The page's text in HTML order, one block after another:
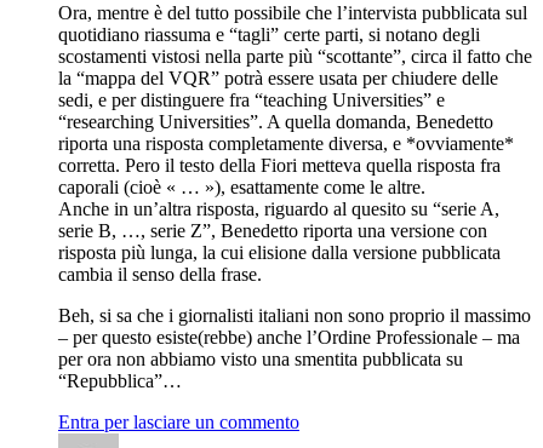
Ora, mentre è del tutto possibile che l’intervista pubblicata sul
quotidiano riassuma e “tagli” certe parti, si notano degli
scostamenti vistosi nella parte più “scottante”, circa il fatto che
la “mappa del VQR” potrà essere usata per chiudere delle
sedi, e per distinguere fra “teaching Universities” e
“researching Universities”. A quella domanda, Benedetto
riporta una risposta completamente diversa, e *ovviamente*
corretta. Pero il testo della Fiori metteva quella risposta fra
caporali (cioè « … »), esattamente come le altre.
Anche in un’altra risposta, riguardo al quesito su “serie A,
serie B, …, serie Z”, Benedetto riporta una versione con
risposta più lunga, la cui elisione dalla versione pubblicata
cambia il senso della frase.
Beh, si sa che i giornalisti italiani non sono proprio il massimo
– per questo esiste(rebbe) anche l’Ordine Professionale – ma
per ora non abbiamo visto una smentita pubblicata su
“Repubblica”…
Entra per lasciare un commento